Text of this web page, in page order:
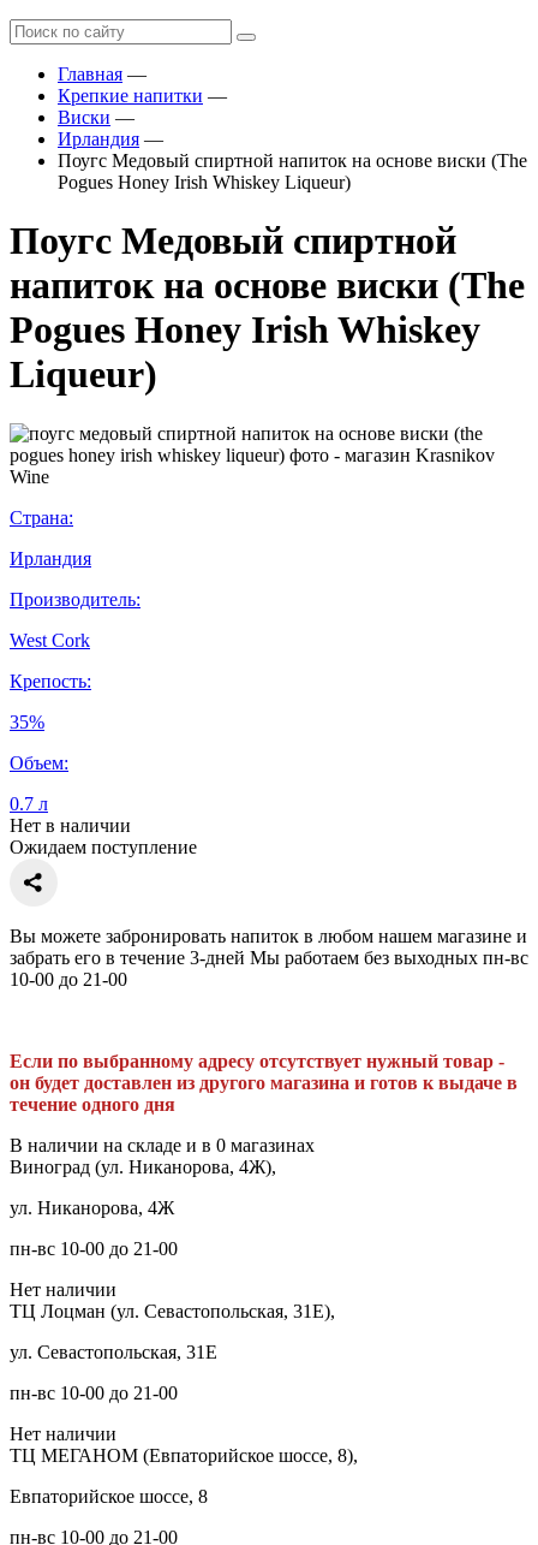
Главная —
Крепкие напитки —
Виски —
Ирландия —
Поугс Медовый спиртной напиток на основе виски (The
Pogues Honey Irish Whiskey Liqueur)
Поугс Медовый спиртной
напиток на основе виски (The
Pogues Honey Irish Whiskey
Liqueur)
Страна:
Ирландия
Производитель:
West Cork
Крепость:
35%
Объем:
0.7 л
Нет в наличии
Ожидаем поступление
Вы можете забронировать напиток в любом нашем магазине и
забрать его в течение 3-дней Мы работаем без выходных пн-вс
10-00 до 21-00
Если по выбранному адресу отсутствует нужный товар -
он будет доставлен из другого магазина и готов к выдаче в
течение одного дня
В наличии на складе и в 0 магазинах
Виноград (ул. Никанорова, 4Ж),
ул. Никанорова, 4Ж
пн-вс 10-00 до 21-00
Нет наличии
ТЦ Лоцман (ул. Севастопольская, 31Е),
ул. Севастопольская, 31Е
пн-вс 10-00 до 21-00
Нет наличии
ТЦ МЕГАНОМ (Евпаторийское шоссе, 8),
Евпаторийское шоссе, 8
пн-вс 10-00 до 21-00